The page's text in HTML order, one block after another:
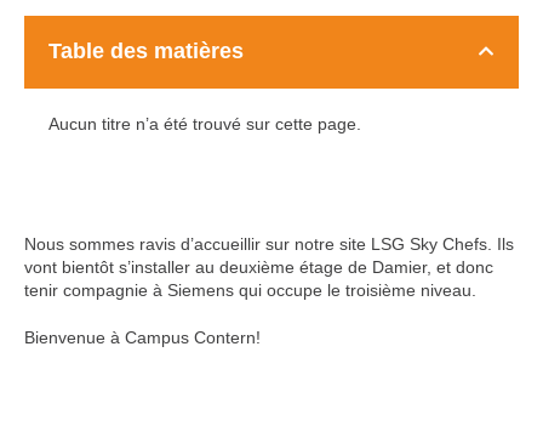
Table des matières
Aucun titre n’a été trouvé sur cette page.
Nous sommes ravis d’accueillir sur notre site LSG Sky Chefs. Ils
vont bientôt s’installer au deuxième étage de Damier, et donc
tenir compagnie à Siemens qui occupe le troisième niveau.
Bienvenue à Campus Contern!